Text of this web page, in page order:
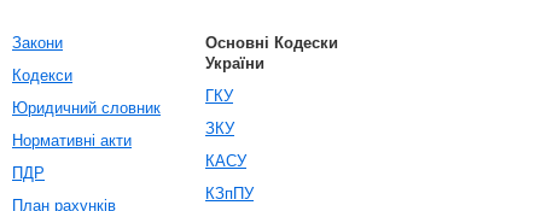
Закони
Кодекси
Юридичний словник
Нормативні акти
ПДР
План рахунків
Основні Кодески
України
ГКУ
ЗКУ
КАСУ
КЗпПУ